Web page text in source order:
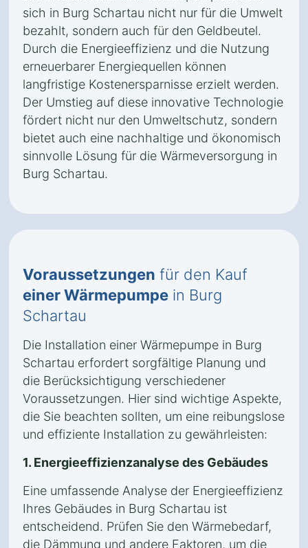
sich in Burg Schartau nicht nur für die Umwelt
bezahlt, sondern auch für den Geldbeutel.
Durch die Energieeffizienz und die Nutzung
erneuerbarer Energiequellen können
langfristige Kostenersparnisse erzielt werden.
Der Umstieg auf diese innovative Technologie
fördert nicht nur den Umweltschutz, sondern
bietet auch eine nachhaltige und ökonomisch
sinnvolle Lösung für die Wärmeversorgung in
Burg Schartau.
Voraussetzungen für den Kauf
einer Wärmepumpe in Burg
Schartau
Die Installation einer Wärmepumpe in Burg
Schartau erfordert sorgfältige Planung und
die Berücksichtigung verschiedener
Voraussetzungen. Hier sind wichtige Aspekte,
die Sie beachten sollten, um eine reibungslose
und effiziente Installation zu gewährleisten:
1. Energieeffizienzanalyse des Gebäudes
Eine umfassende Analyse der Energieeffizienz
Ihres Gebäudes in Burg Schartau ist
entscheidend. Prüfen Sie den Wärmebedarf,
die Dämmung und andere Faktoren, um die